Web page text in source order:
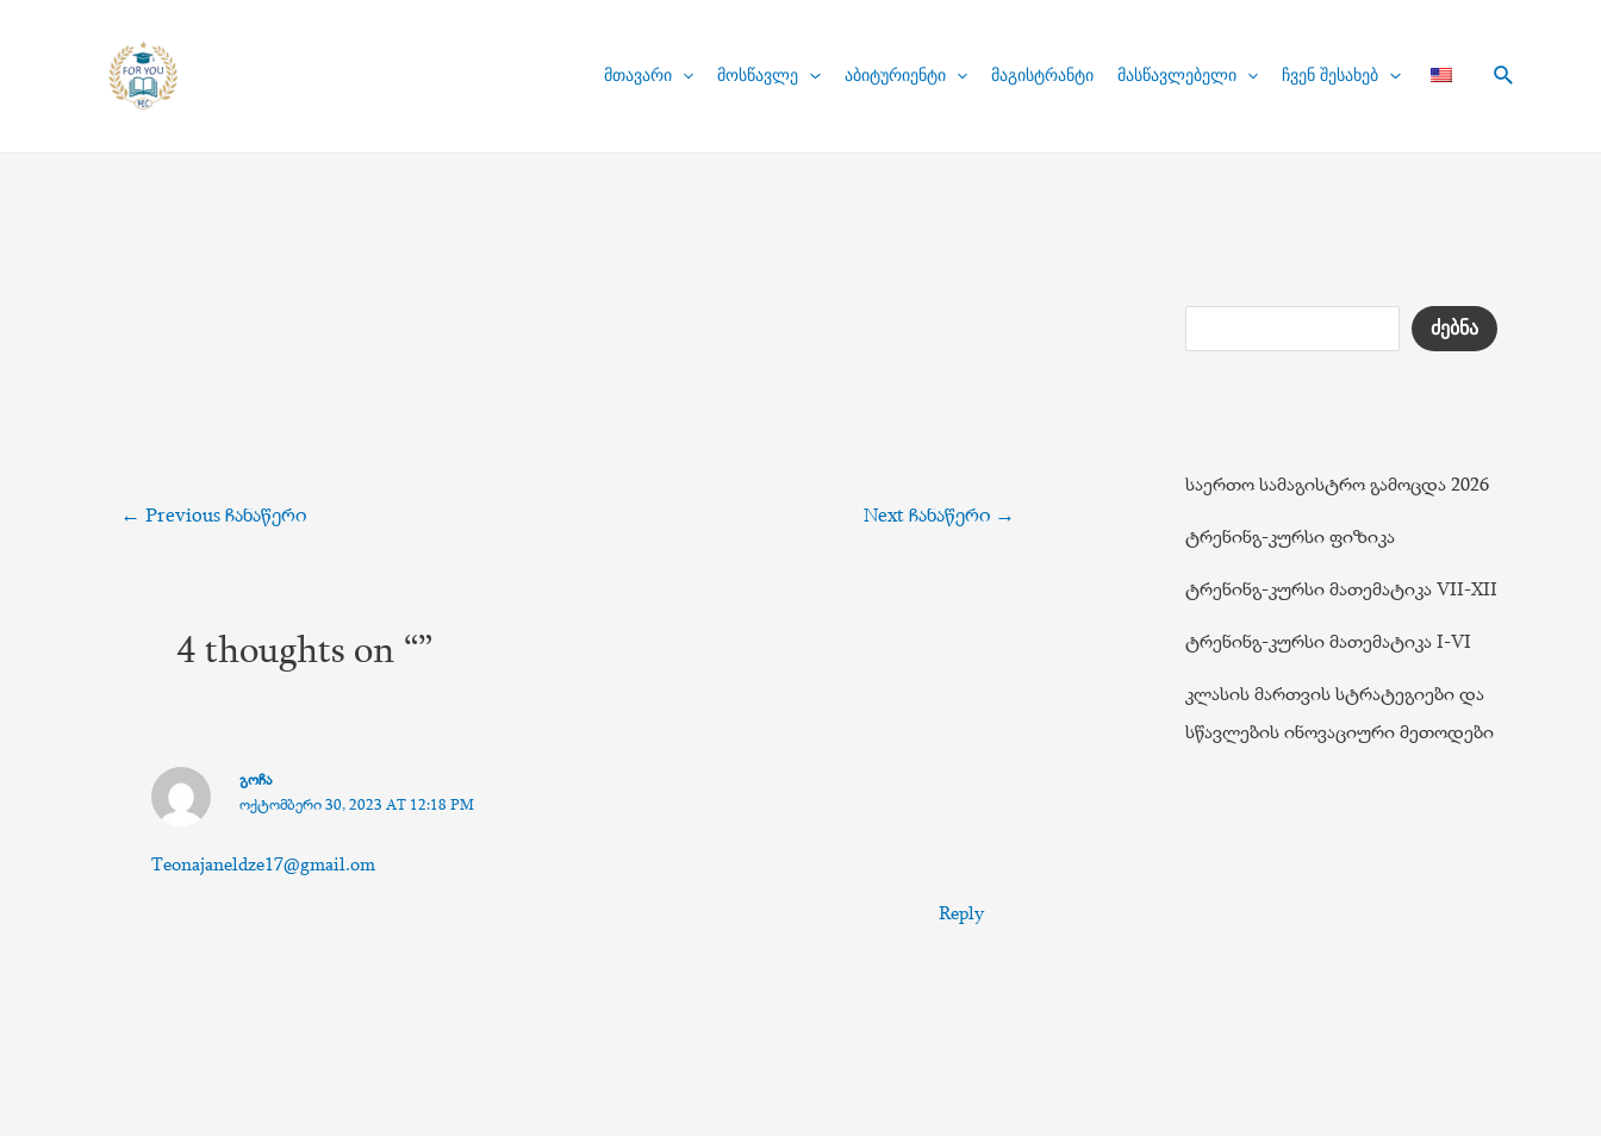
მთავარი მოსწავლე აბიტურიენტი მაგისტრანტი მასწავლებელი ჩვენ შესახებ Search
პოსტის
← Previous ჩანაწერი Next ჩანაწერი →
4 thoughts on “”
ᲒᲝᲩᲐ
ᲝᲥᲢᲝᲛᲑᲔᲠᲘ 30, 2023 AT 12:18 PM
Teonajaneldze17@gmail.om
Reply
ძებნა
საერთო სამაგისტრო გამოცდა 2026
ტრენინგ-კურსი ფიზიკა
ტრენინგ-კურსი მათემატიკა VII-XII
ტრენინგ-კურსი მათემატიკა I-VI
კლასის მართვის სტრატეგიები და
სწავლების ინოვაციური მეთოდები